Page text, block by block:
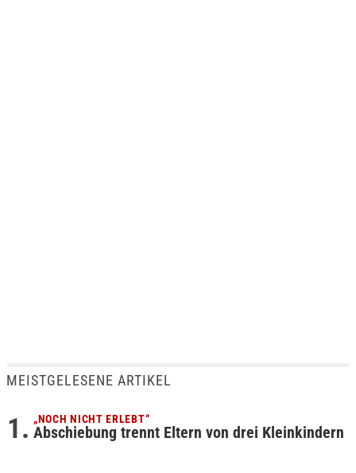
MEISTGELESENE ARTIKEL
„NOCH NICHT ERLEBT“
Abschiebung trennt Eltern von drei Kleinkindern